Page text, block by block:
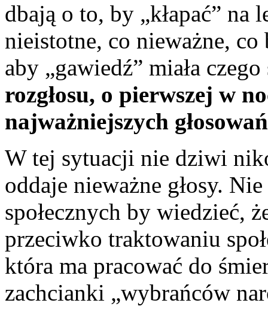
dbają o to, by „kłapać”
nieistotne, co nieważne, co
aby „gawiedź” miała
rozgłosu, o pierwszej w
najważniejszych
W tej sytuacji nie dziwi
oddaje nieważne głosy.
społecznych by wiedzieć,
przeciwko traktowaniu
która ma pracować do
zachcianki „wybrańców